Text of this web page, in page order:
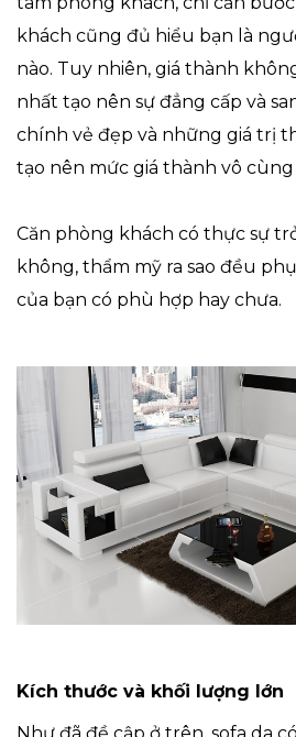
khách cũng đủ hiểu bạn là
nào. Tuy nhiên, giá thành
nhất tạo nên sự đẳng cấp và
chính vẻ đẹp và những giá trị
tạo nên mức giá thành vô
Căn phòng khách có thực sự
không, thẩm mỹ ra sao đều
của bạn có phù hợp hay chưa.
Kích thước và khối lượng lớn